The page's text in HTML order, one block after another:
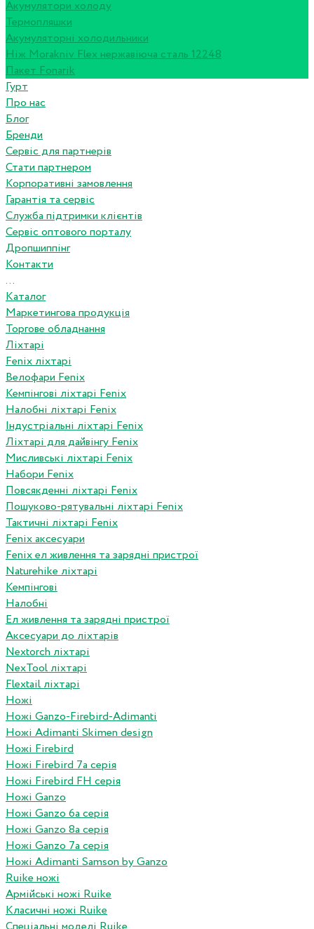
Акумулятори холоду
Термопляшки
Акумуляторні холодильники
Ніж Morakniv Flex нержавіюча сталь 12248
Пакет Fonarik
Гурт
Про нас
Блог
Бренди
Сервіс для партнерів
Стати партнером
Корпоративні замовлення
Гарантія та сервіс
Служба підтримки клієнтів
Сервіс оптового порталу
Дропшиппінг
Контакти
...
Каталог
Маркетингова продукція
Торгове обладнання
Ліхтарі
Fenix ліхтарі
Велофари Fenix
Кемпінгові ліхтарі Fenix
Налобні ліхтарі Fenix
Індустріальні ліхтарі Fenix
Ліхтарі для дайвінгу Fenix
Мисливські ліхтарі Fenix
Набори Fenix
Повсякденні ліхтарі Fenix
Пошуково-рятувальні ліхтарі Fenix
Тактичні ліхтарі Fenix
Fenix аксесуари
Fenix ел живлення та зарядні пристрої
Naturehike ліхтарі
Кемпінгові
Налобні
Ел живлення та зарядні пристрої
Аксесуари до ліхтарів
Nextorch ліхтарі
NexTool ліхтарі
Flextail ліхтарі
Ножі
Ножі Ganzo-Firebird-Adimanti
Ножі Adimanti Skimen design
Ножі Firebird
Ножі Firebird 7а серія
Ножі Firebird FH серія
Ножі Ganzo
Ножі Ganzo 6а серія
Ножі Ganzo 8а серія
Ножі Ganzo 7а серія
Ножі Adimanti Samson by Ganzo
Ruike ножі
Армійські ножі Ruike
Класичні ножі Ruike